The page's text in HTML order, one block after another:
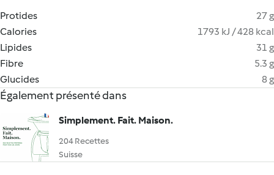
Protides
27 g
Calories
1793 kJ / 428 kcal
Lipides
31 g
Fibre
5.3 g
Glucides
8 g
Également présenté dans
Simplement. Fait. Maison.
204 Recettes
Suisse